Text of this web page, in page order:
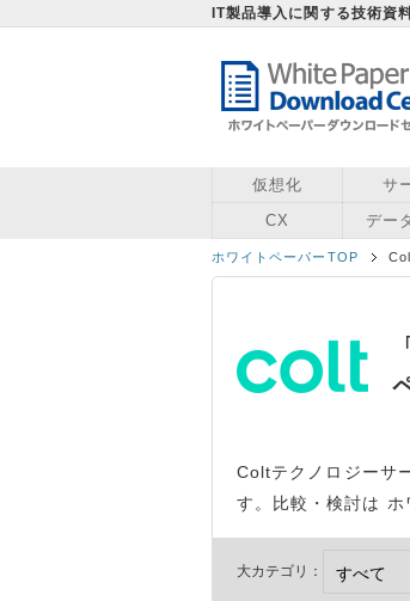
IT製品導入に関する技術資
仮想化 サ
CX
デー
ホワイトペーパーTOP
Coltテクノロジーサ
す。比較・検討は ホ
大カテゴリ：